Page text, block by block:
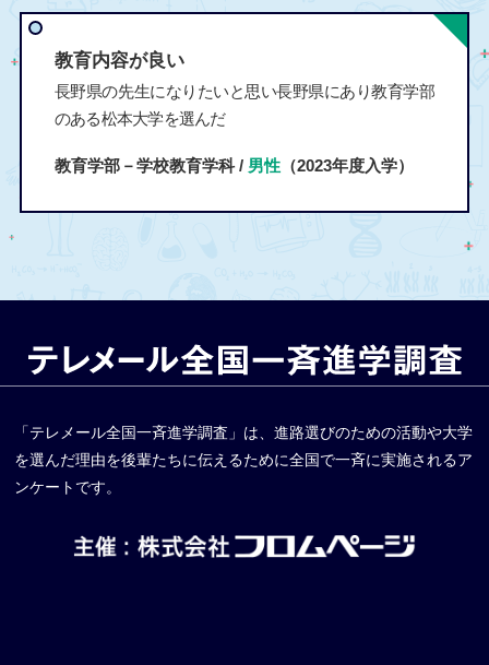
教育内容が良い
長野県の先生になりたいと思い長野県にあり教育学部
のある松本大学を選んだ
教育学部－学校教育学科 / 男性（2023年度入学）
「テレメール全国一斉進学調査」は、進路選びのための活動や大学
を選んだ理由を後輩たちに伝えるために全国で一斉に実施されるア
ンケートです。